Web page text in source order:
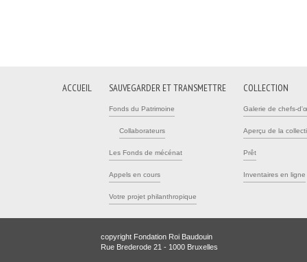
ACCUEIL SAUVEGARDER ET TRANSMETTRE
Fonds du Patrimoine
Collaborateurs
Les Fonds de mécénat
Appels en cours
Votre projet philanthropique
COLLECTION
Galerie de chefs-
Aperçu de la
Prêt
Inventaires en ligne
copyright Fondation Roi Baudouin
Rue Brederode 21 - 1000 Bruxelles